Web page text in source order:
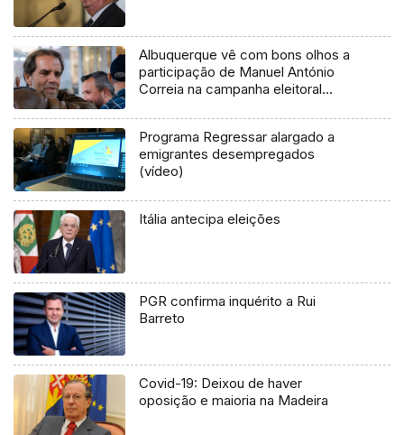
Albuquerque vê com bons olhos a
participação de Manuel António
Correia na campanha eleitoral
Programa Regressar alargado a
emigrantes desempregados
(vídeo)
Itália antecipa eleições
PGR confirma inquérito a Rui
Barreto
Covid-19: Deixou de haver
oposição e maioria na Madeira